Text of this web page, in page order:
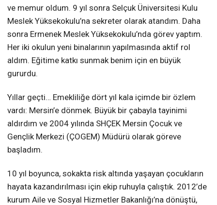
ve memur oldum. 9 yıl sonra Selçuk Üniversitesi Kulu
Meslek Yüksekokulu’na sekreter olarak atandım. Daha
sonra Ermenek Meslek Yüksekokulu’nda görev yaptım.
Her iki okulun yeni binalarının yapılmasında aktif rol
aldım. Eğitime katkı sunmak benim için en büyük
gururdu.
Yıllar geçti… Emekliliğe dört yıl kala içimde bir özlem
vardı: Mersin’e dönmek. Büyük bir çabayla tayinimi
aldırdım ve 2004 yılında SHÇEK Mersin Çocuk ve
Gençlik Merkezi (ÇOGEM) Müdürü olarak göreve
başladım.
10 yıl boyunca, sokakta risk altında yaşayan çocukların
hayata kazandırılması için ekip ruhuyla çalıştık. 2012’de
kurum Aile ve Sosyal Hizmetler Bakanlığı’na dönüştü,